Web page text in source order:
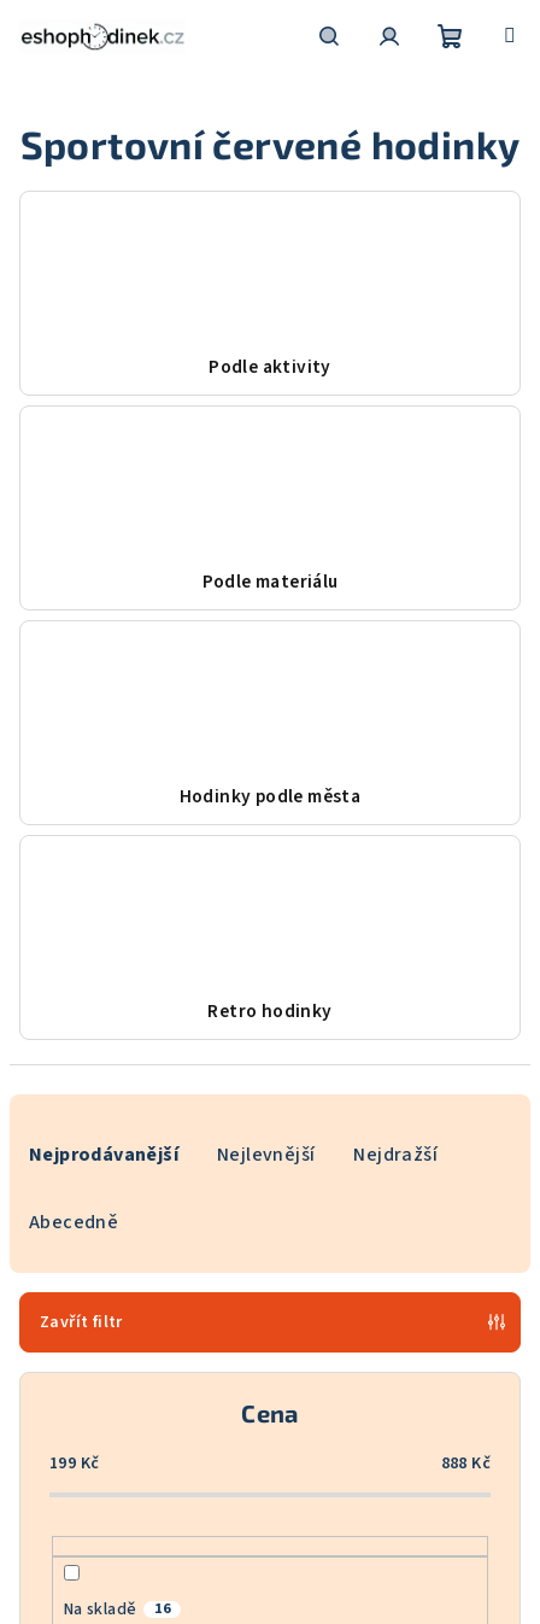
košík
Sportovní červené hodinky
Podle aktivity
Podle materiálu
Hodinky podle města
Retro hodinky
r
o
Nejprodávanější Nejlevnější Nejdražší
Abecedně
Zavřít filtr
Cena
199 Kč 888 Kč
Na skladě 16